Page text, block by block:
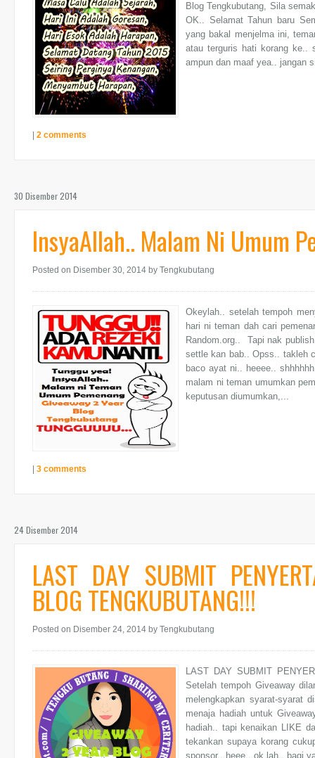
Blog Tengkubutang, Sila
OK.. Selamat Tahun baru
yang bakal menjelma ini,
atau terguris hati korang ke..
ampun dan maaf yea.. jangan
2 comments
30 Disember 2014
InsyaAllah.. Malam Ni Umum
Posted on Disember 30, 2014 by Tengkubutang
Okeylah.. setelah tempoh
hari ni teman dah cari
Random.org.. Tapi nak
settle kan bab.. Opss.. takleh
baco ayat ni.. heeee..
malam ni teman umumkan
keputusan diumumkan,...
3 comments
24 Disember 2014
LAST DAY SUBMIT
BLOG TENGKUBUTANG!!!
Posted on Disember 24, 2014 by Tengkubutang
LAST DAY SUBMIT
Setelah tempoh Giveaway
melengkapkan syarat-syarat
menaja hadiah untuk
hadiah.. tapi kenaikan LIKE
tekankan supaya korang
sponsor.. heee.. ok lah.. bagi